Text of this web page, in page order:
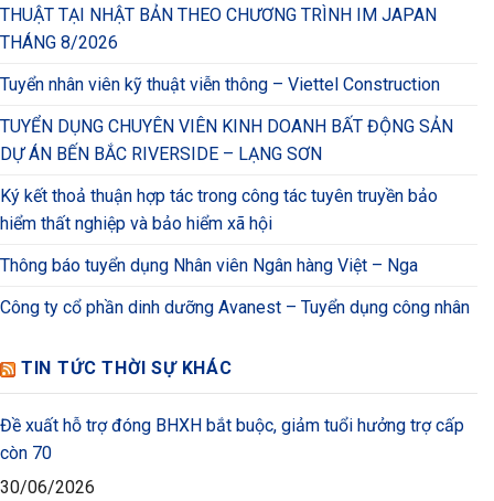
THUẬT TẠI NHẬT BẢN THEO CHƯƠNG TRÌNH IM JAPAN
THÁNG 8/2026
Tuyển nhân viên kỹ thuật viễn thông – Viettel Construction
TUYỂN DỤNG CHUYÊN VIÊN KINH DOANH BẤT ĐỘNG SẢN
DỰ ÁN BẾN BẮC RIVERSIDE – LẠNG SƠN
Ký kết thoả thuận hợp tác trong công tác tuyên truyền bảo
hiểm thất nghiệp và bảo hiểm xã hội
Thông báo tuyển dụng Nhân viên Ngân hàng Việt – Nga
Công ty cổ phần dinh dưỡng Avanest – Tuyển dụng công nhân
TIN TỨC THỜI SỰ KHÁC
Đề xuất hỗ trợ đóng BHXH bắt buộc, giảm tuổi hưởng trợ cấp
còn 70
30/06/2026